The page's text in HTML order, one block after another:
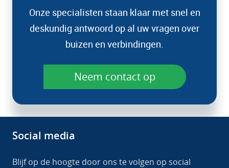
Onze specialisten staan klaar met snel en
deskundig antwoord op al uw vragen over
buizen en verbindingen.
Neem contact op
Social media
Blijf op de hoogte door ons te volgen op social